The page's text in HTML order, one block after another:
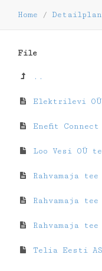
Home /
File
..
Elektrilevi OÜ tehnilised
Enefit Connect OÜ tehnilised
Loo Vesi OÜ tehnilised
Rahvamaja tee 12 DP
Rahvamaja tee 12 DP Lisade
Rahvamaja tee 12 DP Lisade
Telia Eesti AS tehnilised